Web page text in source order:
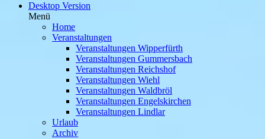
Desktop Version
Menü
Home
Veranstaltungen
Veranstaltungen Wipperfürth
Veranstaltungen Gummersbach
Veranstaltungen Reichshof
Veranstaltungen Wiehl
Veranstaltungen Waldbröl
Veranstaltungen Engelskirchen
Veranstaltungen Lindlar
Urlaub
Archiv